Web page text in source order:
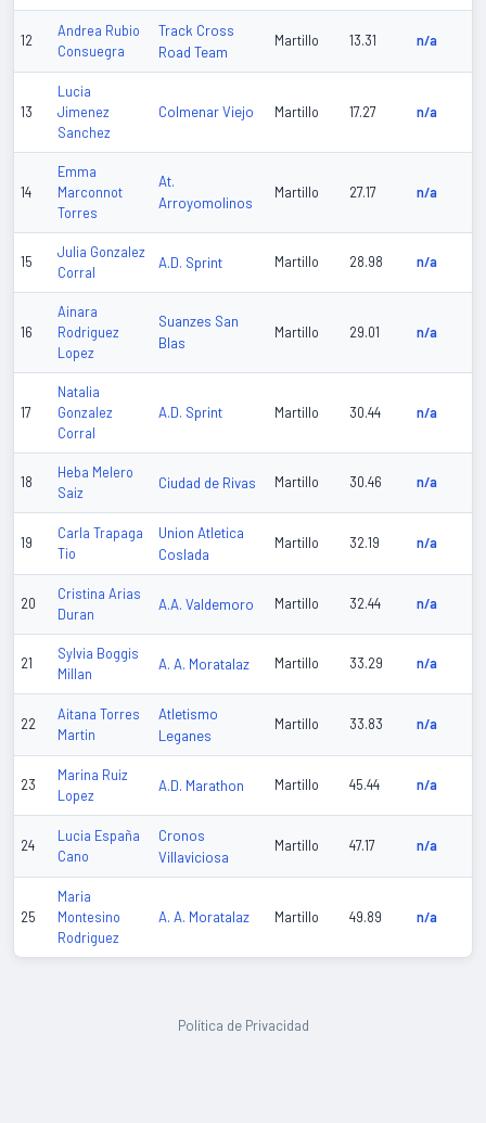
12
Andrea Rubio
Consuegra
Track Cross
Road Team
Martillo 13.31 n/a
13
Lucia
Jimenez
Sanchez
Colmenar Viejo Martillo 17.27 n/a
14
Emma
Marconnot
Torres
At.
Arroyomolinos
Martillo 27.17 n/a
15
Julia Gonzalez
Corral
A.D. Sprint Martillo 28.98 n/a
16
Ainara
Rodriguez
Lopez
Suanzes San
Blas
Martillo 29.01 n/a
17
Natalia
Gonzalez
Corral
A.D. Sprint Martillo 30.44 n/a
18
Heba Melero
Saiz
Ciudad de Rivas Martillo 30.46 n/a
19
Carla Trapaga
Tio
Union Atletica
Coslada
Martillo 32.19 n/a
20
Cristina Arias
Duran
A.A. Valdemoro Martillo 32.44 n/a
21
Sylvia Boggis
Millan
A. A. Moratalaz Martillo 33.29 n/a
22
Aitana Torres
Martin
Atletismo
Leganes
Martillo 33.83 n/a
23
Marina Ruiz
Lopez
A.D. Marathon Martillo 45.44 n/a
24
Lucia España
Cano
Cronos
Villaviciosa
Martillo 47.17 n/a
25
Maria
Montesino
Rodriguez
A. A. Moratalaz Martillo 49.89 n/a
Política de Privacidad